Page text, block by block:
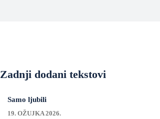
Zadnji dodani tekstovi
Samo ljubili
19. OŽUJKA 2026.